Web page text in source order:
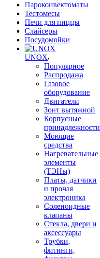
Пароконвектоматы
Тестомесы
Печи для пиццы
Слайсеры
Посудомойки
UNOX
Популярное
Распродажа
Газовое
оборудование
Двигатели
Зонт вытяжной
Корпусные
принадлежности
Моющие
средства
Нагревательные
элементы
(ТЭНы)
Платы, датчики
и прочая
электроника
Соленоидные
клапаны
Стекла, двери и
аксессуары
Трубки,
фитинги,